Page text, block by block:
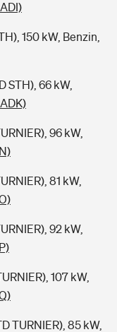
150 kW, Benzin,
STH), 66 kW,
96 kW,
81 kW,
92 kW,
107 kW,
TURNIER), 85 kW,